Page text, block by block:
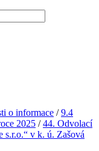
o informace /9.4
2025 /44. Odvolací
s.r.o.“ v k. ú. Zašová